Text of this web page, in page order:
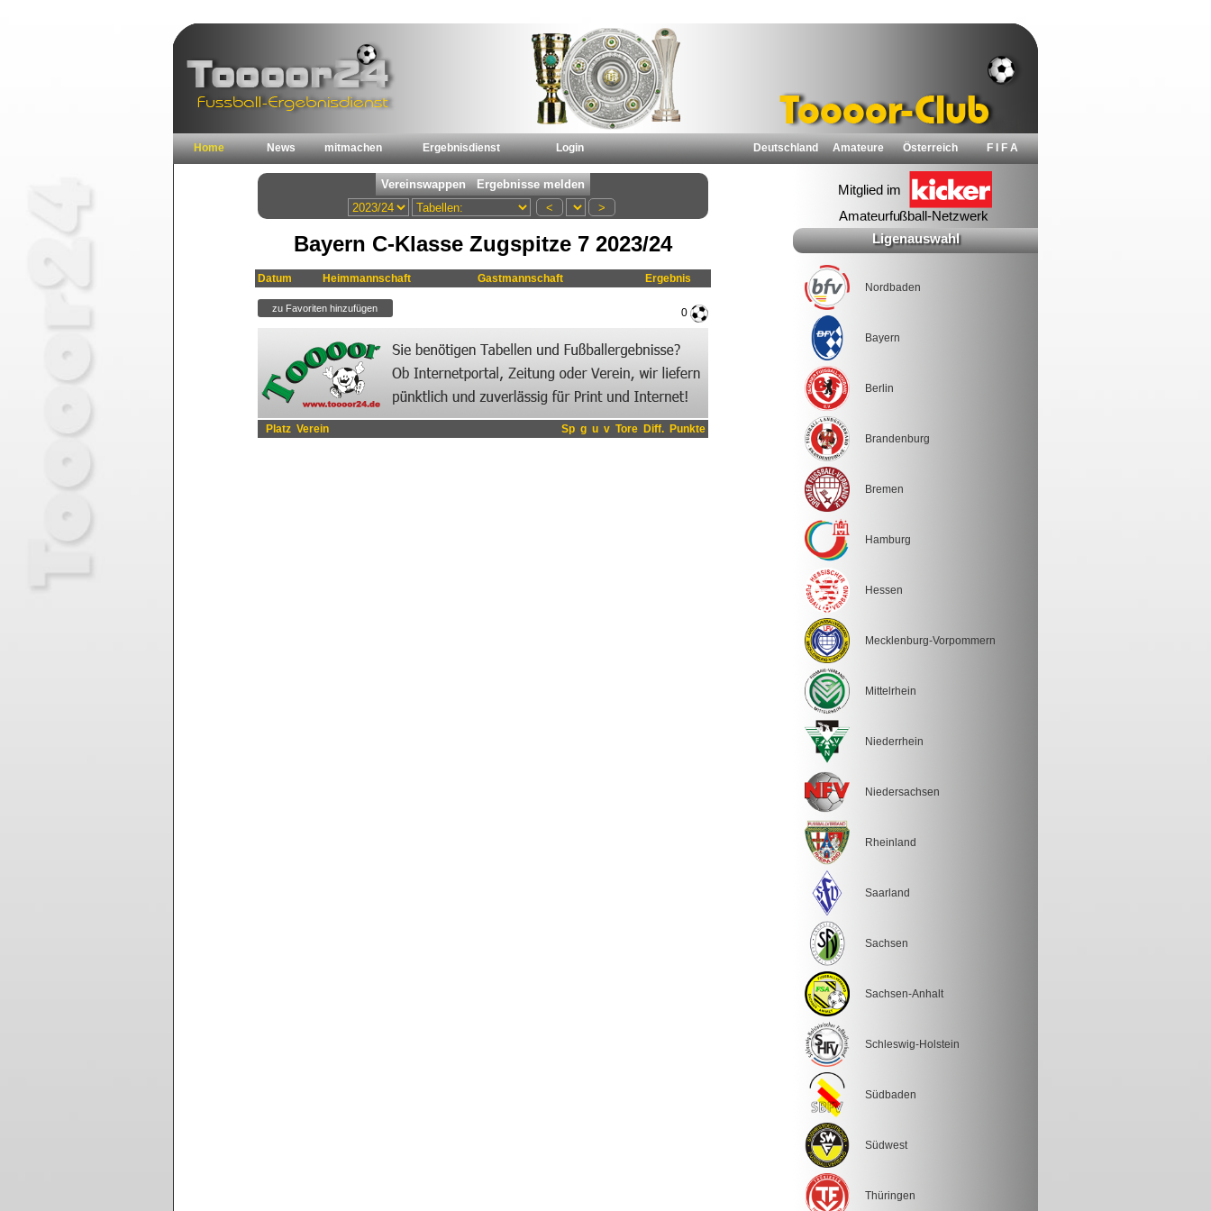
Home News mitmachen Ergebnisdienst Login Deutschland Amateure Österreich F I F A
Bayern C-Klasse Zugspitze 7 2023/24
Datum Heimmannschaft Gastmannschaft Ergebnis
0
Platz Verein Sp g u v Tore Diff. Punkte
Ligenauswahl
Nordbaden
Bayern
Berlin
Brandenburg
Bremen
Hamburg
Hessen
Mecklenburg-Vorpommern
Mittelrhein
Niederrhein
Niedersachsen
Rheinland
Saarland
Sachsen
Sachsen-Anhalt
Schleswig-Holstein
Südbaden
Südwest
Thüringen